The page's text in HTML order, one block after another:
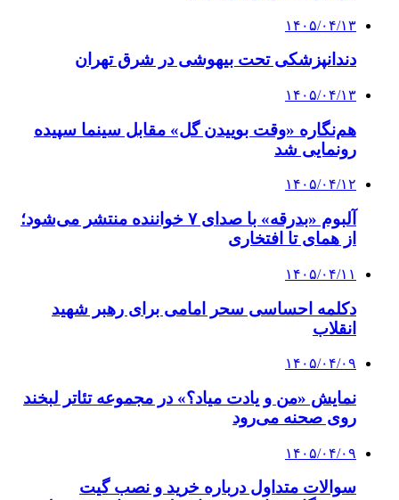
۱۴۰۵/۰۴/۱۳
دندانپزشکی تحت بیهوشی در شرق تهران
۱۴۰۵/۰۴/۱۳
هم‌نگاره «وقت بوییدن گل» مقابل سینما سپیده
رونمایی شد
۱۴۰۵/۰۴/۱۲
آلبوم «بدرقه» با صدای ۷ خواننده منتشر می‌شود؛
از همای تا افتخاری
۱۴۰۵/۰۴/۱۱
دکلمه‌ احساسی سحر امامی برای رهبر شهید
انقلاب
۱۴۰۵/۰۴/۰۹
نمایش «من و یادت میاد؟» در مجموعه تئاتر لبخند
روی صحنه می‌رود
۱۴۰۵/۰۴/۰۹
سوالات متداول درباره خرید و نصب گیت